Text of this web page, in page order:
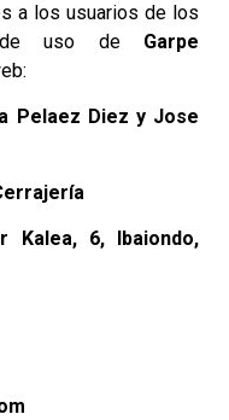
a los usuarios de los
de uso de Garpe
Pelaez Diez y Jose
Kalea, 6, Ibaiondo,